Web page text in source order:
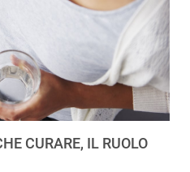
CURARE, IL RUOLO